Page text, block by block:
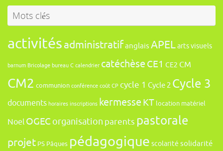
Mots clés
activitésadministratifanglais APELarts visuels
barnum Bricolage bureau C calendrier catéchèse CE1 CE2 CM
CM2 communion conférence coût CP cycle 1 Cycle 2 Cycle 3
documents horaires inscriptions kermesse KT location matériel
NoelOGECorganisation parents pastorale
projet PS Pâques pédagogique scolarité solidarité